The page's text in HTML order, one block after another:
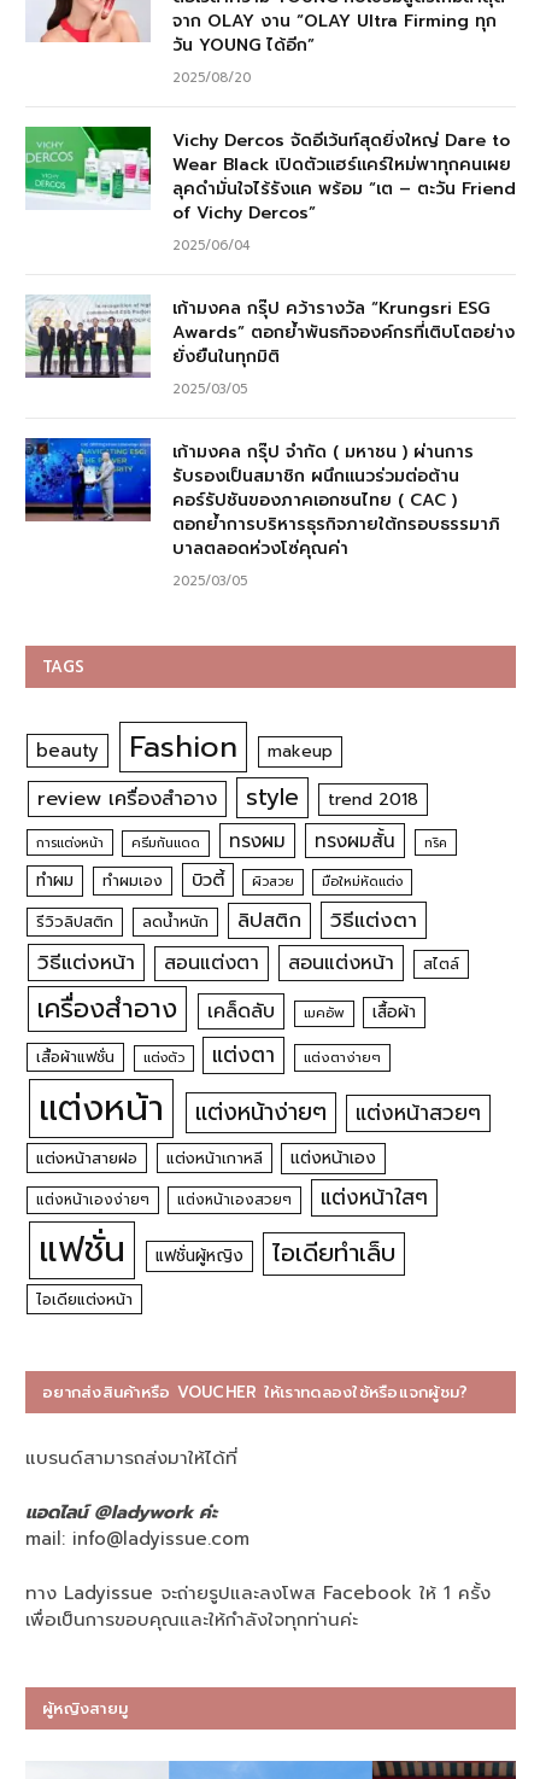
จาก OLAY งาน “OLAY Ultra Firming ทุก
วัน YOUNG ได้อีก”
2025/08/20
Vichy Dercos จัดอีเว้นท์สุดยิ่งใหญ่ Dare to
Wear Black เปิดตัวแฮร์แคร์ใหม่พาทุกคนเผย
ลุคดำมั่นใจไร้รังแค พร้อม “เต – ตะวัน Friend
of Vichy Dercos”
2025/06/04
เก้ามงคล กรุ๊ป คว้ารางวัล “Krungsri ESG
Awards” ตอกย้ำพันธกิจองค์กรที่เติบโตอย่าง
ยั่งยืนในทุกมิติ
2025/03/05
เก้ามงคล กรุ๊ป จำกัด ( มหาชน ) ผ่านการ
รับรองเป็นสมาชิก ผนึกแนวร่วมต่อต้าน
คอร์รัปชันของภาคเอกชนไทย ( CAC )
ตอกย้ำการบริหารธุรกิจภายใต้กรอบธรรมาภิ
บาลตลอดห่วงโซ่คุณค่า
2025/03/05
TAGS
beauty Fashion makeup
review เครื่องสำอาง style trend 2018
การแต่งหน้า ครีมกันแดด ทรงผม ทรงผมสั้น ทริค
ทำผม ทำผมเอง บิวตี้ ผิวสวย มือใหม่หัดแต่ง
รีวิวลิปสติก ลดน้ำหนัก ลิปสติก
วิธีแต่งตา
วิธีแต่งหน้า
สอนแต่งตา สอนแต่งหน้า สไตล์
เครื่องสำอาง เคล็ดลับ เมคอัพ เสื้อผ้า
เสื้อผ้าแฟชั่น แต่งตัว แต่งตา แต่งตาง่ายๆ
แต่งหน้า แต่งหน้าง่ายๆ แต่งหน้าสวยๆ
แต่งหน้าสายฝอ แต่งหน้าเกาหลี แต่งหน้าเอง
แต่งหน้าเองง่ายๆ แต่งหน้าเองสวยๆ แต่งหน้าใสๆ
แฟชั่น แฟชั่นผู้หญิง ไอเดียทำเล็บ
ไอเดียแต่งหน้า
อยากส่งสินค้าหรือ VOUCHER ให้เราทดลองใช้หรือแจกผู้ชม?
แบรนด์สามารถส่งมาให้ได้ที่
แอดไลน์ @ladywork ค่ะ
mail: info@ladyissue.com
ทาง Ladyissue จะถ่ายรูปและลงโพส Facebook ให้ 1 ครั้ง
เพื่อเป็นการขอบคุณและให้กำลังใจทุกท่านค่ะ
ผู้หญิงสายมู